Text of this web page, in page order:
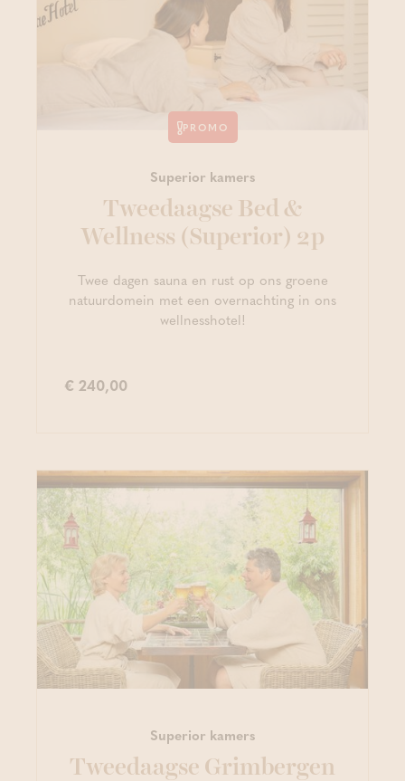
PROMO
Superior kamers
Tweedaagse Bed &
Wellness (Superior) 2p
Twee dagen sauna en rust op ons groene
natuurdomein met een overnachting in ons
wellnesshotel!
€ 240,00
Superior kamers
Tweedaagse Grimbergen